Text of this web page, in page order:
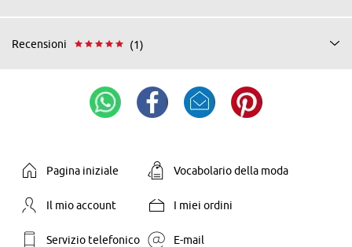
Recensioni (1)
Pagina iniziale Vocabolario della moda
Il mio account I miei ordini
Servizio telefonico E-mail